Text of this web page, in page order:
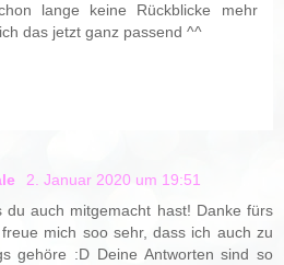
lange keine Rückblicke mehr
das jetzt ganz passend ^^
2. Januar 2020 um 19:51
du auch mitgemacht hast! Danke fürs
mich soo sehr, dass ich auch zu
gehöre :D Deine Antworten sind so